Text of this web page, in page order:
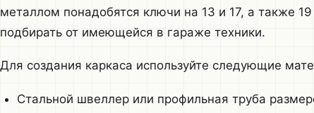
металлом понадобятся ключи на 13 и 17, а также
подбирать от имеющейся в гараже техники.
Для создания каркаса используйте следующие
Стальной швеллер или профильная труба